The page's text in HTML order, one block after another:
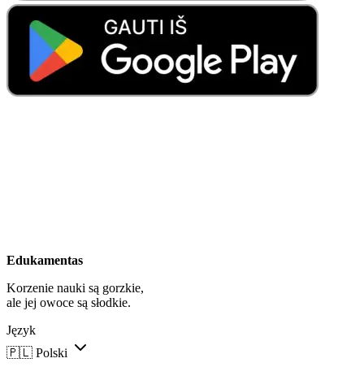
Edukamentas
Korzenie nauki są gorzkie,
ale jej owoce są słodkie.
Język
🇵🇱 Polski